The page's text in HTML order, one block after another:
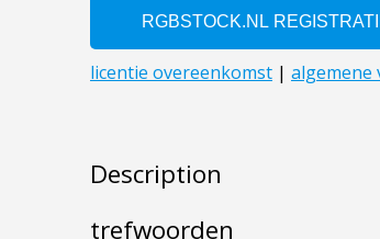
Description
trefwoorden